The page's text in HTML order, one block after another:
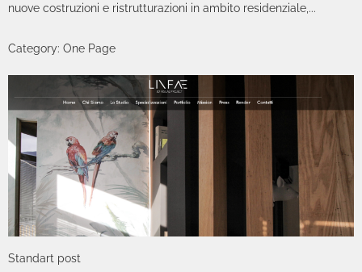
nuove costruzioni e ristrutturazioni in ambito residenziale,...
Category: One Page
Zoom
Standart post